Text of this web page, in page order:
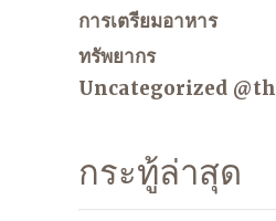
การเตรียมอาหาร
ทรัพยากร
Uncategorized @th
กระทู้ล่าสุด